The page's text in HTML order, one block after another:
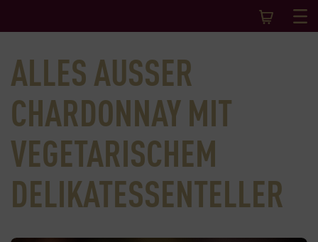
ALLES AUSSER C
HARDONNAY MIT V
EGETARISCHEM D
ELIKATESSENTELLER